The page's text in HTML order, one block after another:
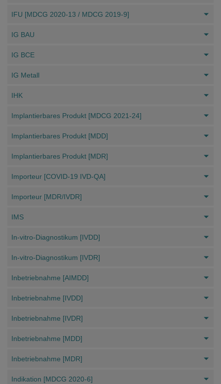
IFU [MDCG 2020-13 / MDCG 2019-9]
IG BAU
IG BCE
IG Metall
IHK
Implantierbares Produkt [MDCG 2021-24]
Implantierbares Produkt [MDD]
Implantierbares Produkt [MDR]
Importeur [COVID-19 IVD-QA]
Importeur [MDR/IVDR]
IMS
In-vitro-Diagnostikum [IVDD]
In-vitro-Diagnostikum [IVDR]
Inbetriebnahme [AIMDD]
Inbetriebnahme [IVDD]
Inbetriebnahme [IVDR]
Inbetriebnahme [MDD]
Inbetriebnahme [MDR]
Indikation [MDCG 2020-6]